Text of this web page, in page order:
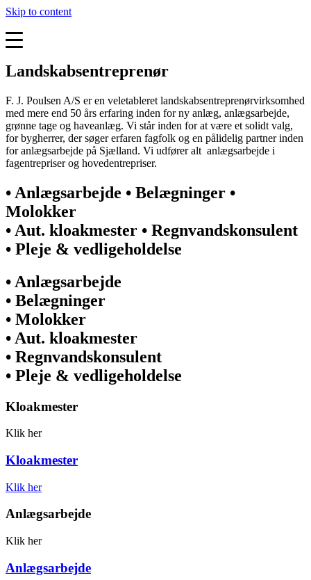
Skip to content
Landskabsentreprenør
F. J. Poulsen A/S er en veletableret landskabsentreprenørvirksomhed
med mere end 50 års erfaring inden for ny anlæg, anlægsarbejde,
grønne tage og haveanlæg. Vi står inden for at være et solidt valg,
for bygherrer, der søger erfaren fagfolk og en pålidelig partner inden
for anlægsarbejde på Sjælland. Vi udfører alt anlægsarbejde i
fagentrepriser og hovedentrepriser.
• Anlægsarbejde • Belægninger •
Molokker
• Aut. kloakmester • Regnvandskonsulent
• Pleje & vedligeholdelse
• Anlægsarbejde
• Belægninger
• Molokker
• Aut. kloakmester
• Regnvandskonsulent
• Pleje & vedligeholdelse
Kloakmester
Klik her
Kloakmester
Klik her
Anlægsarbejde
Klik her
Anlægsarbejde